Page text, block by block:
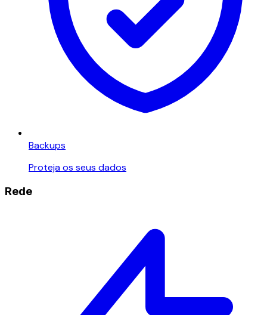
Backups
Proteja os seus dados
Rede